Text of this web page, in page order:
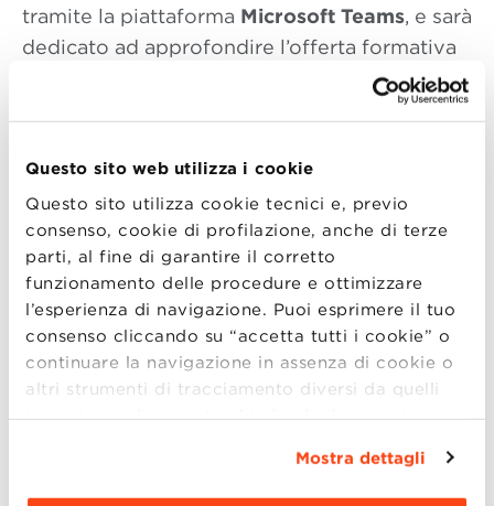
Questo sito web utilizza i cookie
Questo sito utilizza cookie tecnici e, previo
consenso, cookie di profilazione, anche di terze
parti, al fine di garantire il corretto
funzionamento delle procedure e ottimizzare
l’esperienza di navigazione. Puoi esprimere il tuo
consenso cliccando su “accetta tutti i cookie” o
continuare la navigazione in assenza di cookie o
altri strumenti di tracciamento diversi da quelli
tecnici semplicemente chiudendo il presente
Dettagli ”. Per
modificare le impostazioni di navigazione e
Mostra dettagli
tramite la piattaforma Microsoft Teams, e sarà
dedicato ad approfondire l’offerta formativa
di BBS in lingua inglese pensata per i
Durante l’Open Day verranno presentati i
Dalle ore 18:00
Hybrid MBA English Edition con Giorgio
Prodi
Executive Master in Food Innovation and
Regeneration con Ludovica Leone
con Maurizio Gabbrielli